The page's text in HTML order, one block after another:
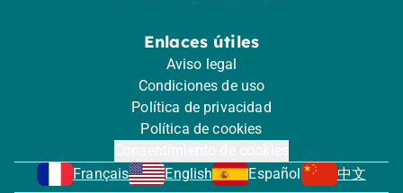
Enlaces útiles
Aviso legal
Condiciones de uso
Política de privacidad
Política de cookies
Français
English Español 中文